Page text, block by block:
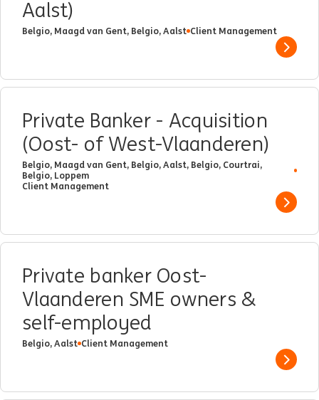
Aalst)
Belgio, Maagd van Gent, Belgio, Aalst Client Management
Show
Private Banker - Acquisition
(Oost- of West-Vlaanderen)
Belgio, Maagd van Gent, Belgio, Aalst, Belgio, Courtrai,
Belgio, Loppem
Client Management
Show
Private banker Oost-
Vlaanderen SME owners &
self-employed
Belgio, Aalst Client Management
Show